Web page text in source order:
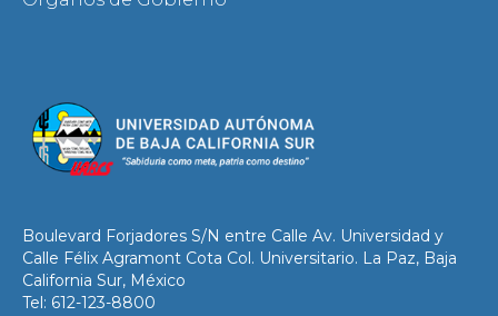
Boulevard Forjadores S/N entre Calle Av. Universidad y
Calle Félix Agramont Cota Col. Universitario. La Paz, Baja
California Sur, México
Tel: 612-123-8800